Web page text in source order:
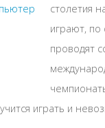
столетия
играют, по
проводят
играть и